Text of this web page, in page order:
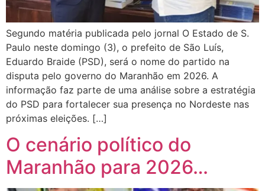
Segundo matéria publicada pelo jornal O Estado de S.
Paulo neste domingo (3), o prefeito de São Luís,
Eduardo Braide (PSD), será o nome do partido na
disputa pelo governo do Maranhão em 2026. A
informação faz parte de uma análise sobre a estratégia
do PSD para fortalecer sua presença no Nordeste nas
próximas eleições. […]
O cenário político do
Maranhão para 2026…